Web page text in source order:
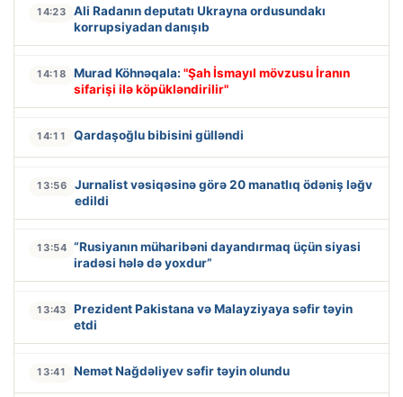
14:23
Ali Radanın deputatı Ukrayna ordusundakı
korrupsiyadan danışıb
14:18 Murad Köhnəqala: "Şah İsmayıl mövzusu İranın
sifarişi ilə köpükləndirilir"
14:11 Qardaşoğlu bibisini gülləndi
13:56
Jurnalist vəsiqəsinə görə 20 manatlıq ödəniş ləğv
edildi
13:54 “Rusiyanın müharibəni dayandırmaq üçün siyasi
iradəsi hələ də yoxdur”
13:43
Prezident Pakistana və Malayziyaya səfir təyin
etdi
13:41 Nemət Nağdəliyev səfir təyin olundu